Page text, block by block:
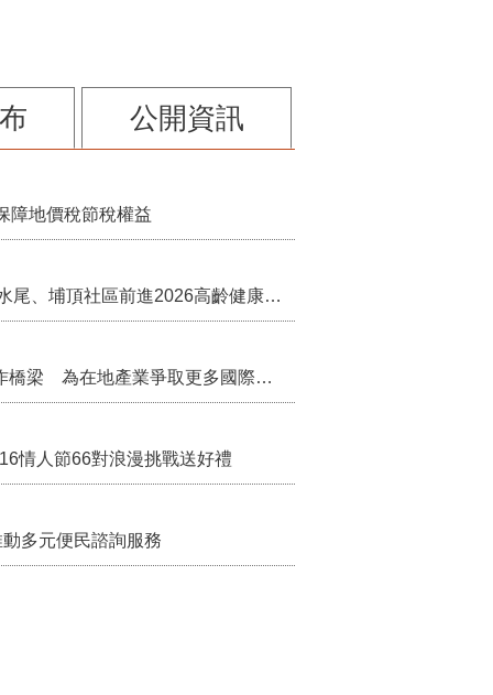
公開資訊
障地價稅節稅權益
苗栗農村綠色照顧成果登上全國舞台！ 後龍水尾、埔頂社區前進2026高齡健康產業博覽會
把握國際交流契機 苗栗縣政府搭建海外合作橋梁 為在地產業爭取更多國際市場機會
情人節66對浪漫挑戰送好禮
多元便民諮詢服務